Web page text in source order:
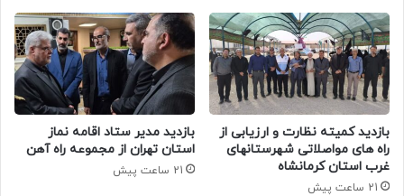
بازدید کمیته نظارت و ارزیابی از
راه های مواصلاتی شهرستانهای
غرب استان کرمانشاه
21 ساعت پیش
بازدید مدیر ستاد اقامه نماز
استان تهران از مجموعه راه آهن
21 ساعت پیش